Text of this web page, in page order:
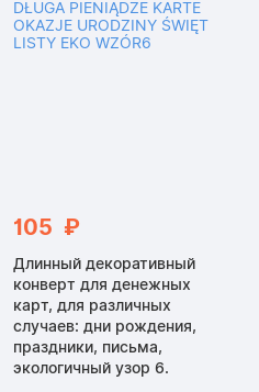
105 ₽
Длинный декоративный
конверт для денежных
карт, для различных
случаев: дни рождения,
праздники, письма,
экологичный узор 6.